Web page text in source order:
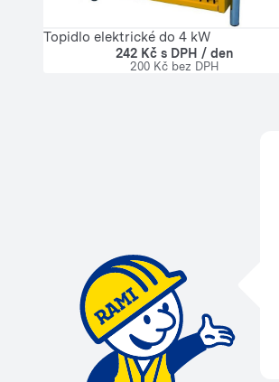
Topidlo elektrické do 4 kW
242 Kč s DPH / den
200 Kč bez DPH